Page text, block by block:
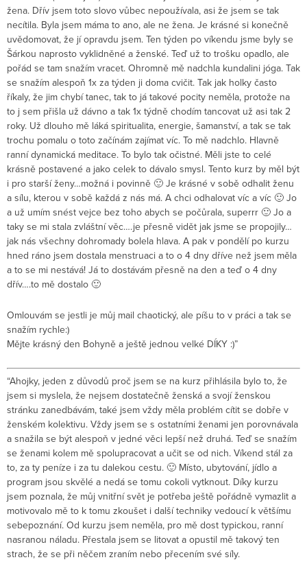
žena. Dřív jsem toto slovo vůbec nepoužívala, asi že jsem se tak
necítila. Byla jsem máma to ano, ale ne žena. Je krásné si konečně
uvědomovat, že jí opravdu jsem. Ten týden po víkendu jsme byly se
Šárkou naprosto vyklidněné a ženské. Teď už to trošku opadlo, ale
pořád se tam snažím vracet. Ohromně mě nadchla kundalini jóga. Tak
se snažím alespoň 1x za týden ji doma cvičit. Tak jak holky často
říkaly, že jim chybí tanec, tak to já takové pocity neměla, protože na
to j sem přišla už dávno a tak 1x týdně chodím tancovat už asi tak 2
roky. Už dlouho mě láká spiritualita, energie, šamanství, a tak se tak
trochu pomalu o toto začínám zajímat víc. To mě nadchlo. Hlavně
ranní dynamická meditace. To bylo tak očistné. Měli jste to celé
krásně postavené a jako celek to dávalo smysl. Tento kurz by měl být
i pro starší ženy…možná i povinně 🙂 Je krásné v sobě odhalit ženu
a sílu, kterou v sobě každá z nás má. A chci odhalovat víc a víc 🙂 Jo
a už umím snést vejce bez toho abych se počůrala, superrr 🙂 Jo a
taky se mi stala zvláštní věc….je přesně vidět jak jsme se propojily…
jak nás všechny dohromady bolela hlava. A pak v pondělí po kurzu
hned ráno jsem dostala menstruaci a to o 4 dny dříve než jsem měla
a to se mi nestává! Já to dostávám přesně na den a teď o 4 dny
dřív….to mě dostalo 🙂
Omlouvám se jestli je můj mail chaotický, ale píšu to v práci a tak se
snažím rychle:)
Mějte krásný den Bohyně a ještě jednou velké DÍKY :)”
“Ahojky, jeden z důvodů proč jsem se na kurz přihlásila bylo to, že
jsem si myslela, že nejsem dostatečně ženská a svojí ženskou
stránku zanedbávám, také jsem vždy měla problém cítit se dobře v
ženském kolektivu. Vždy jsem se s ostatními ženami jen porovnávala
a snažila se být alespoň v jedné věci lepší než druhá. Teď se snažím
se ženami kolem mě spolupracovat a učit se od nich. Víkend stál za
to, za ty peníze i za tu dalekou cestu. 🙂 Místo, ubytování, jídlo a
program jsou skvělé a nedá se tomu cokoli vytknout. Díky kurzu
jsem poznala, že můj vnitřní svět je potřeba ještě pořádně vymazlit a
motivovalo mě to k tomu zkoušet i další techniky vedoucí k většímu
sebepoznání. Od kurzu jsem neměla, pro mě dost typickou, ranní
nasranou náladu. Přestala jsem se litovat a opustil mě takový ten
strach, že se při něčem zraním nebo přecením své síly.